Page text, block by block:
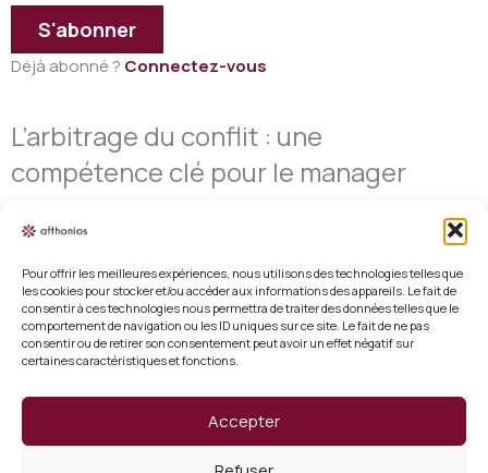
Pour offrir les meilleures expériences, nous utilisons des technologies telles que
les cookies pour stocker et/ou accéder aux informations des appareils. Le fait de
consentir à ces technologies nous permettra de traiter des données telles que le
comportement de navigation ou les ID uniques sur ce site. Le fait de ne pas
consentir ou de retirer son consentement peut avoir un effet négatif sur
certaines caractéristiques et fonctions.
Accepter
S'abonner
Déjà abonné ? Connectez-vous
L’arbitrage du conflit : une
compétence clé pour le manager
Mentions légales
Conditions générales de vente